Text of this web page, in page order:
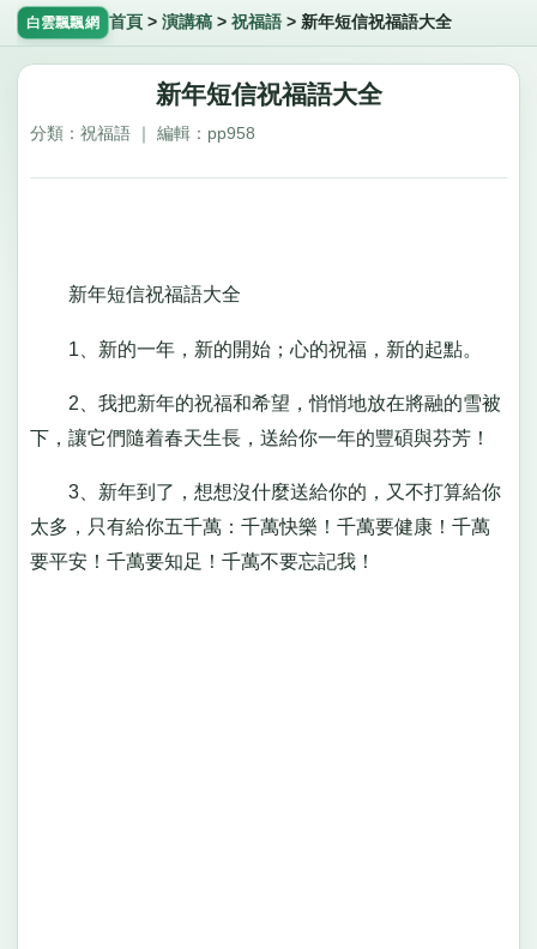
白雲飄飄網 首頁 > 演講稿> 祝福語> 新年短信祝福語大全
新年短信祝福語大全
分類：祝福語 ｜ 編輯：pp958
新年短信祝福語大全
1、新的一年，新的開始；心的祝福，新的起點。
2、我把新年的祝福和希望，悄悄地放在將融的雪被
下，讓它們隨着春天生長，送給你一年的豐碩與芬芳！
3、新年到了，想想沒什麼送給你的，又不打算給你
太多，只有給你五千萬：千萬快樂！千萬要健康！千萬
要平安！千萬要知足！千萬不要忘記我！